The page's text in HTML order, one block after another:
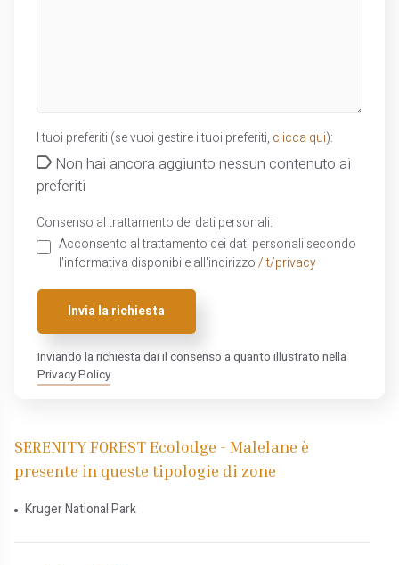
I tuoi preferiti (se vuoi gestire i tuoi preferiti, clicca qui):
Non hai ancora aggiunto nessun contenuto ai
preferiti
Consenso al trattamento dei dati personali:
Acconsento al trattamento dei dati personali secondo
l'informativa disponibile all'indirizzo /it/privacy
Invia la richiesta
Inviando la richiesta dai il consenso a quanto illustrato nella
Privacy Policy
SERENITY FOREST Ecolodge - Malelane è
presente in queste tipologie di zone
Kruger National Park